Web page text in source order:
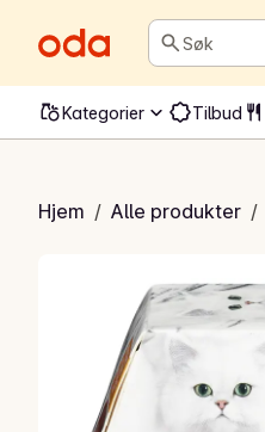
Søk
Kategorier Tilbud
Hjem / Alle produkter /
Chicken